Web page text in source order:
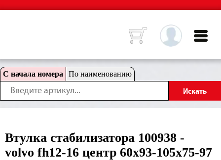
С начала номера По наименованию
Втулка стабилизатора 100938 -
volvo fh12-16 центр 60x93-105x75-97